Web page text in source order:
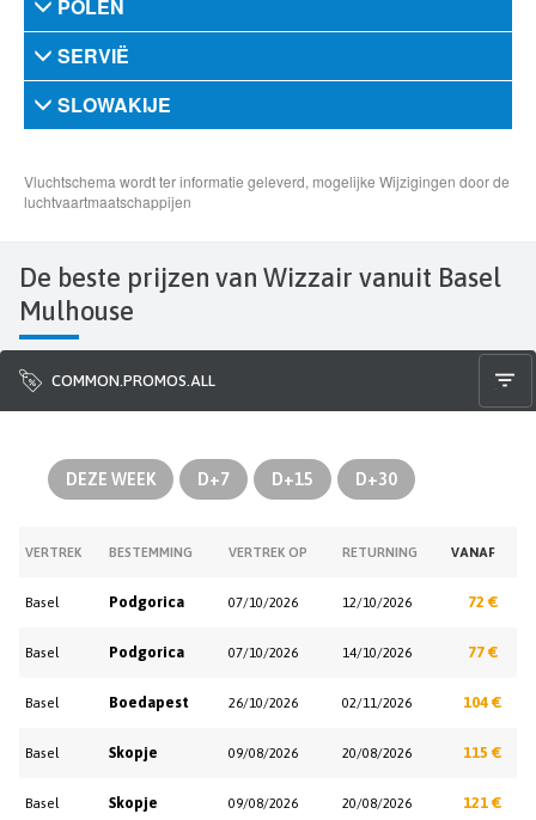
De beste prijzen van Wizzair vanuit Basel
Mulhouse
COMMON.PROMOS.ALL
DEZE WEEK D+7 D+15 D+30
VERTREK BESTEMMING VERTREK OP RETURNING VANAF
Basel Podgorica 07/10/2026 12/10/2026 72 €
Basel Podgorica 07/10/2026 14/10/2026 77 €
Basel Boedapest 26/10/2026 02/11/2026 104 €
Basel Skopje 09/08/2026 20/08/2026 115 €
Basel Skopje 09/08/2026 20/08/2026 121 €